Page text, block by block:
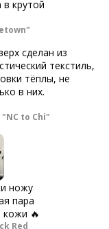
крутой
сделан из
текстиль,
тёплы, не
в них.
"NC to Chi"
ножу
пара
🔥
Red